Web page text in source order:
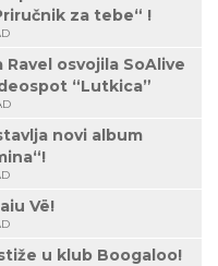
za tebe“ !
osvojila SoAlive
“Lutkica”
novi album
Vë!
u klub Boogaloo!